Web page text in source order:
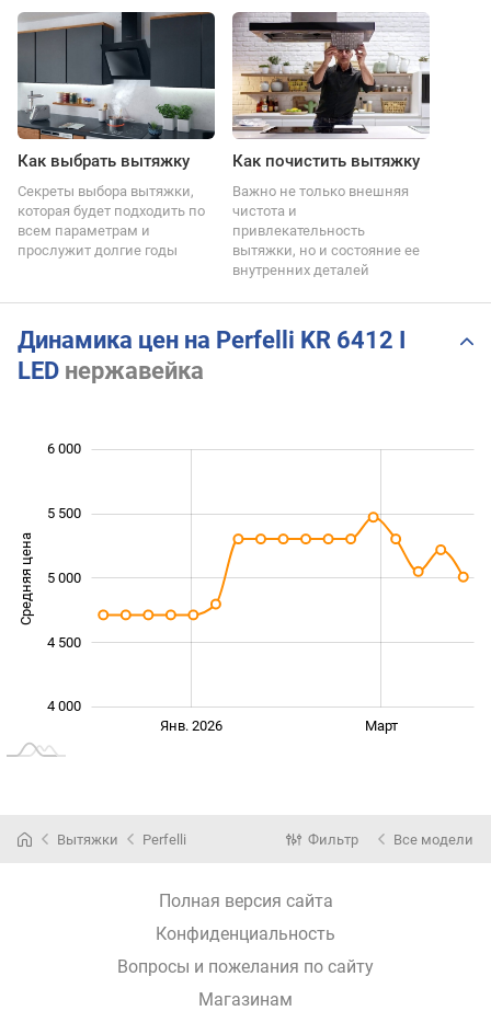
Как выбрать вытяжку
Секреты выбора вытяжки,
которая будет подходить по
всем параметрам и
прослужит долгие годы
Как почистить вытяжку
Важно не только внешняя
чистота и
привлекательность
вытяжки, но и состояние ее
внутренних деталей
Динамика цен на Perfelli KR 6412 I
LED нержавейка
Средняя цена 4 200
4 000
6 000
5 000
5 500
4 500
Янв. 2026 Март
Вытяжки Perfelli Фильтр Все модели
Полная версия сайта
Конфиденциальность
Вопросы и пожелания по сайту
Магазинам